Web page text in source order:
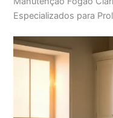
Especializados para